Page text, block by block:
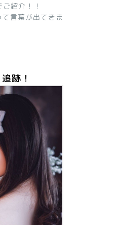
紹介！！
言葉が出てきま
跡！